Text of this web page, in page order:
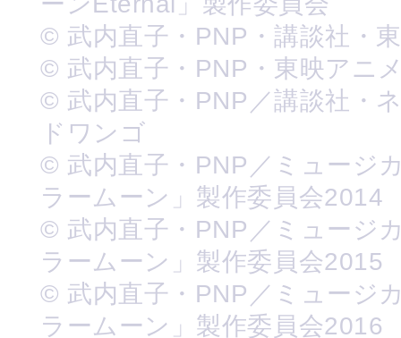
© 武内直子・PNP・講談社・
© 武内直子・PNP・東映アニ
© 武内直子・PNP／講談社・
ドワンゴ
© 武内直子・PNP／ミュージ
ラームーン」製作委員会2014
© 武内直子・PNP／ミュージ
ラームーン」製作委員会2015
© 武内直子・PNP／ミュージ
ラームーン」製作委員会2016